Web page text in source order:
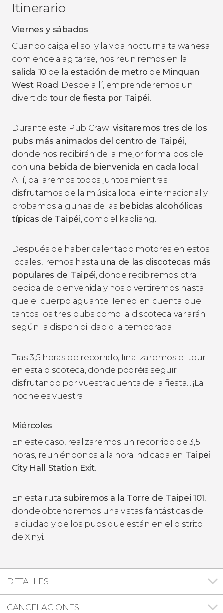
Itinerario
Viernes y sábados
Cuando caiga el sol y la vida nocturna taiwanesa
comience a agitarse, nos reuniremos en la
salida 10 de la estación de metro de Minquan
West Road . Desde allí, emprenderemos un
divertido tour de fiesta por Taipéi.
Durante este Pub Crawl visitaremos tres de los
pubs más animados del centro de Taipéi,
donde nos recibirán de la mejor forma posible
con una bebida de bienvenida en cada local .
Allí, bailaremos todos juntos mientras
disfrutamos de la música local e internacional y
probamos algunas de las bebidas alcohólicas
típicas de Taipéi, como el kaoliang.
Después de haber calentado motores en estos
locales, iremos hasta una de las discotecas más
populares de Taipéi, donde recibiremos otra
bebida de bienvenida y nos divertiremos hasta
que el cuerpo aguante. Tened en cuenta que
tantos los tres pubs como la discoteca variarán
según la disponibilidad o la temporada.
Tras 3,5 horas de recorrido, finalizaremos el tour
en esta discoteca, donde podréis seguir
disfrutando por vuestra cuenta de la fiesta... ¡La
noche es vuestra!
Miércoles
En este caso, realizaremos un recorrido de 3,5
horas, reuniéndonos a la hora indicada en Taipei
City Hall Station Exit.
En esta ruta subiremos a la Torre de Taipei 101,
donde obtendremos una vistas fantásticas de
la ciudad y de los pubs que están en el distrito
de Xinyi.
DETALLES
CANCELACIONES